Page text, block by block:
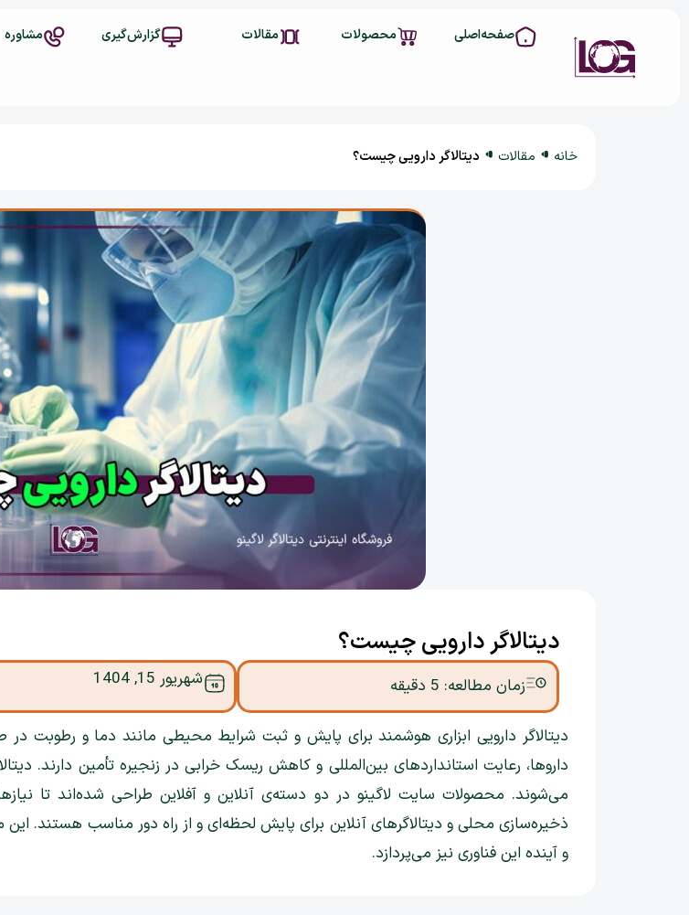
صفحه‌اصلی محصولات مقالات گزارش‌گیری مشاوره
خانه مقالات دیتالاگر دارویی چیست؟
دیتالاگر دارویی چیست؟
زمان مطالعه: 5 دقیقه شهریور 15, 1404
دیتالاگر دارویی ابزاری هوشمند برای پایش و ثبت شرایط محیطی مانند دما و
داروها، رعایت استانداردهای بین‌المللی و کاهش ریسک خرابی در زنجیره تأمین دارند.
می‌شوند. محصولات سایت لاگینو در دو دسته‌ی آنلاین و آفلاین طراحی شده‌اند تا
ذخیره‌سازی محلی و دیتالاگرهای آنلاین برای پایش لحظه‌ای و از راه دور مناسب هستند. این
و آینده این فناوری نیز می‌پردازد.